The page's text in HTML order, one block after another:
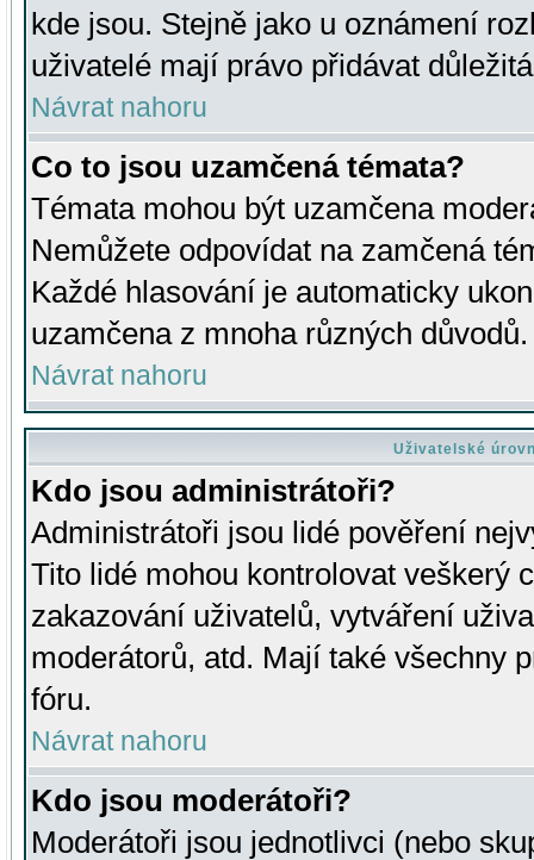
kde jsou. Stejně jako u oznámení
uživatelé mají právo přidávat
Návrat nahoru
Co to jsou uzamčená témata?
Témata mohou být uzamčena
Nemůžete odpovídat na zamčená
Každé hlasování je automaticky
uzamčena z mnoha různých důvodů.
Návrat nahoru
Uživatelské
Kdo jsou administrátoři?
Administrátoři jsou lidé pověření
Tito lidé mohou kontrolovat veškerý
zakazování uživatelů, vytváření
moderátorů, atd. Mají také všechny
fóru.
Návrat nahoru
Kdo jsou moderátoři?
Moderátoři jsou jednotlivci (nebo